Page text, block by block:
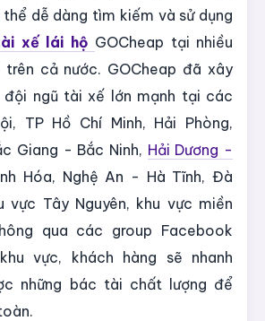
dễ dàng tìm kiếm và sử dụng
xế lái hộ GOCheap tại nhiều
trên cả nước. GOCheap đã xây
đội ngũ tài xế lớn mạnh tại các
TP Hồ Chí Minh, Hải Phòng,
Giang - Bắc Ninh, Hải Dương -
Hóa, Nghệ An - Hà Tĩnh, Đà
vực Tây Nguyên, khu vực miền
qua các group Facebook
vực, khách hàng sẽ nhanh
những bác tài chất lượng để